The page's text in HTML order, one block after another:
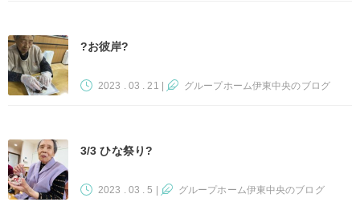
?お彼岸?
2023 . 03 . 21 グループホーム伊東中央のブログ
3/3 ひな祭り?
2023 . 03 . 5 グループホーム伊東中央のブログ